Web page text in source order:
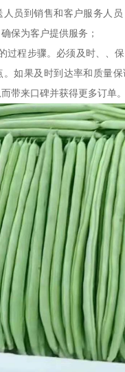
人员到销售和客户服务人
保为客户提供服务；
过程步骤。必须及时、、
。如果及时到达率和质量
带来口碑并获得更多订单。